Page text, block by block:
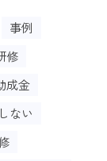
事例
修
成金
ない